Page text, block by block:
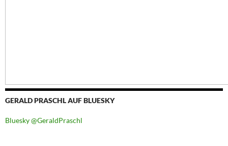
GERALD PRASCHL AUF BLUESKY
Bluesky @GeraldPraschl